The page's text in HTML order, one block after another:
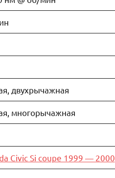
двухрычажная
многорычажная
Civic Si coupe 1999 — 2000